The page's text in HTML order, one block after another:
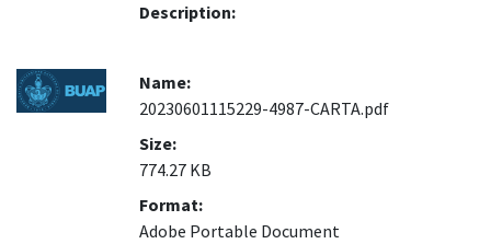
Description:
Name:
20230601115229-4987-CARTA.pdf
Size:
774.27 KB
Format:
Adobe Portable Document